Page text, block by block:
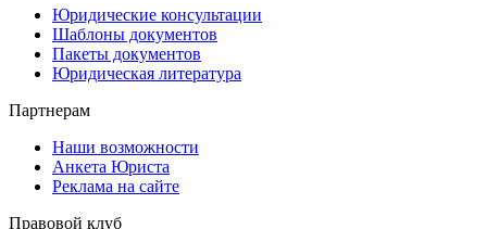
Юридические консультации
Шаблоны документов
Пакеты документов
Юридическая литература
Партнерам
Наши возможности
Анкета Юриста
Реклама на сайте
Правовой клуб